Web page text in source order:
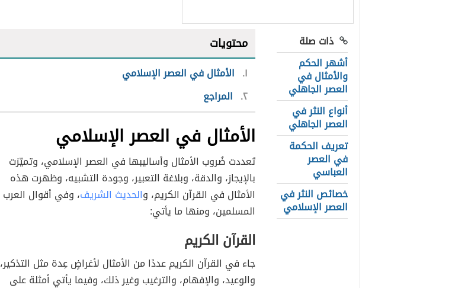
ذات صلة
أشهر الحكم
والأمثال في
العصر الجاهلي
أنواع النثر في
العصر الجاهلي
تعريف الحكمة
في العصر
العباسي
خصائص النثر في
العصر الإسلامي
محتويات
١ الأمثال في العصر الإسلامي
٢ المراجع
الأمثال في العصر الإسلامي
تَعددت ضُروب الأمثال وأساليبها في العصر الإسلامي، وتميّزت
بالإيجاز، والدقة، وبلاغة التعبير، وجودة التشبيه، وظهرت هذه
الأمثال في القرآن الكريم، والحديث الشريف، وفي أقوال العرب
المسلمين، ومنها ما يأتي:
القرآن الكريم
جاء في القرآن الكريم عددًا من الأمثال لأغراضٍ عِدة مثل التذكير،
والوعيد، والإفهام، والترغيب وغير ذلك، وفيما يأتي أمثلة على